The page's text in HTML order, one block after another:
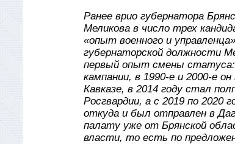
Ранее врио губернатора
Меликова в число трех
«опыт военного и
губернаторской должности
первый опыт смены статуса:
кампании, в 1990-е и 2000-е
Кавказе, в 2014 году стал
Росгвардии, а с 2019 по 2020
откуда и был отправлен в
палату уже от Брянской
власти, то есть по